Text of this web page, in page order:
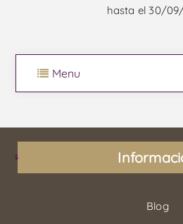
hasta el 30/
Menu
Blog